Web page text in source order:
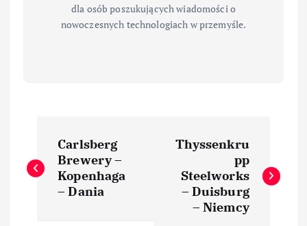
dla osób poszukujących wiadomości o
nowoczesnych technologiach w przemyśle.
a
Carlsberg
Brewery –
Kopenhaga
– Dania
Thyssenkru
pp
Steelworks
– Duisburg
– Niemcy